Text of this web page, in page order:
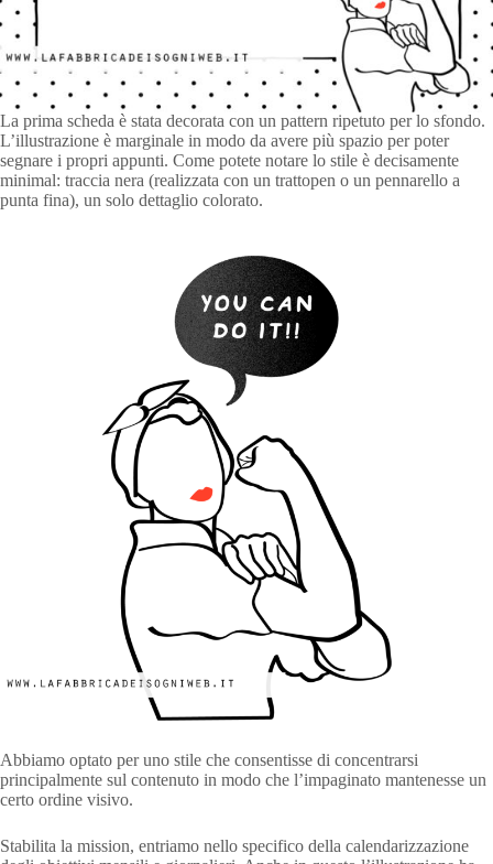
La prima scheda è stata decorata con un pattern ripetuto per lo sfondo.
L’illustrazione è marginale in modo da avere più spazio per poter
segnare i propri appunti. Come potete notare lo stile è decisamente
minimal: traccia nera (realizzata con un trattopen o un pennarello a
punta fina), un solo dettaglio colorato.
Abbiamo optato per uno stile che consentisse di concentrarsi
principalmente sul contenuto in modo che l’impaginato mantenesse un
certo ordine visivo.
Stabilita la mission, entriamo nello specifico della calendarizzazione